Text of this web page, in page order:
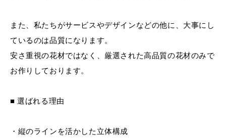
また、私たちがサービスやデザインなどの他に、大事にし
ているのは品質になります。
安さ重視の花材ではなく、厳選された高品質の花材のみで
お作りしております。
■ 選ばれる理由
・縦のラインを活かした立体構成